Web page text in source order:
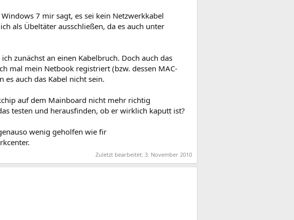
7 mir sagt, es sei kein Netzwerkkabel
als Übeltäter ausschließen, da es auch unter
zunächst an einen Kabelbruch. Doch auch das
mal mein Netbook registriert (bzw. dessen MAC-
auch das Kabel nicht sein.
auf dem Mainboard nicht mehr richtig
testen und herausfinden, ob er wirklich kaputt ist?
wenig geholfen wie fir
Zuletzt bearbeitet: 3. November 2010